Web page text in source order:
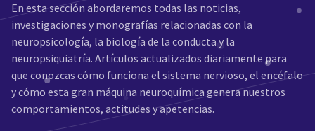
En esta sección abordaremos todas las noticias,
investigaciones y monografías relacionadas con la
neuropsicología, la biología de la conducta y la
neuropsiquiatría. Artículos actualizados diariamente para
que conozcas cómo funciona el sistema nervioso, el encéfalo
y cómo esta gran máquina neuroquímica genera nuestros
comportamientos, actitudes y apetencias.